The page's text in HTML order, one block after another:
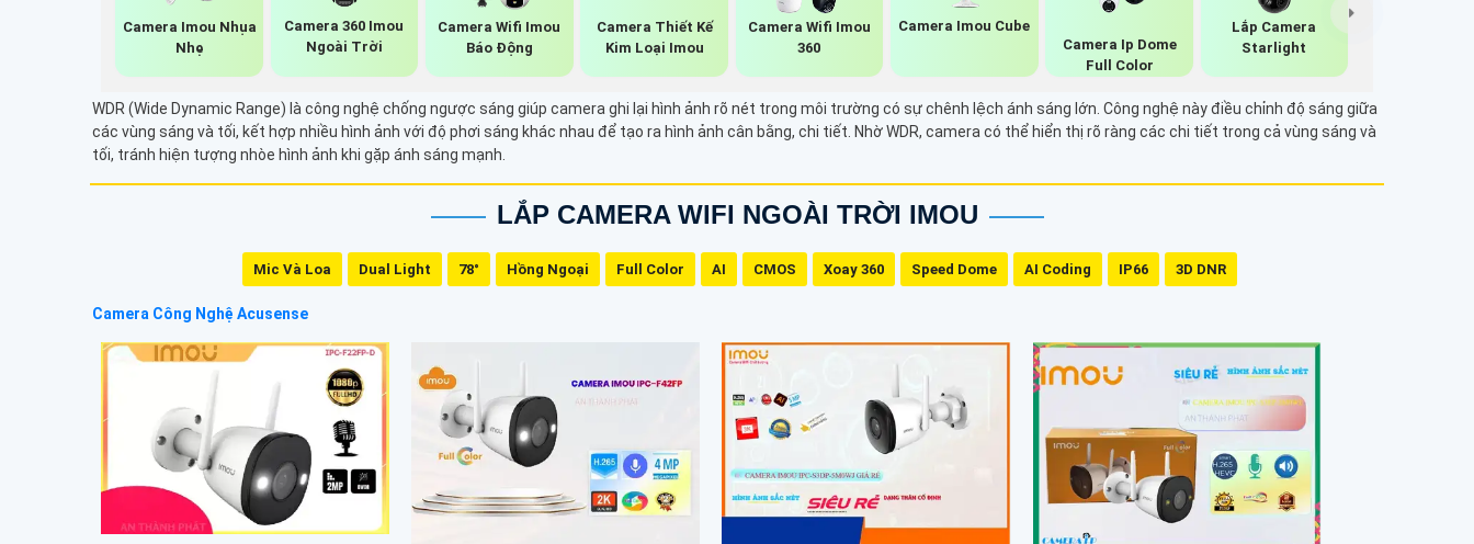
Camera Imou Nhụa
Nhẹ
Camera 360 Imou
Ngoài Trời
Camera Wifi Imou
Báo Động
Camera Thiết Kế
Kim Loại Imou
Camera Wifi Imou
360
Camera Imou Cube
Camera Ip Dome
Full Color
Lắp Camera
Starlight
WDR (Wide Dynamic Range) là công nghệ chống ngược sáng giúp camera ghi lại hình ảnh rõ nét trong môi trường có sự chênh lệch ánh sáng lớn. Công nghệ này điều chỉnh độ sáng giữa
các vùng sáng và tối, kết hợp nhiều hình ảnh với độ phơi sáng khác nhau để tạo ra hình ảnh cân bằng, chi tiết. Nhờ WDR, camera có thể hiển thị rõ ràng các chi tiết trong cả vùng sáng và
tối, tránh hiện tượng nhòe hình ảnh khi gặp ánh sáng mạnh.
LẮP CAMERA WIFI NGOÀI TRỜI IMOU
Mic Và Loa Dual Light 78° Hồng Ngoại Full Color AI CMOS Xoay 360 Speed Dome AI Coding IP66 3D DNR
Camera Công Nghệ Acusense